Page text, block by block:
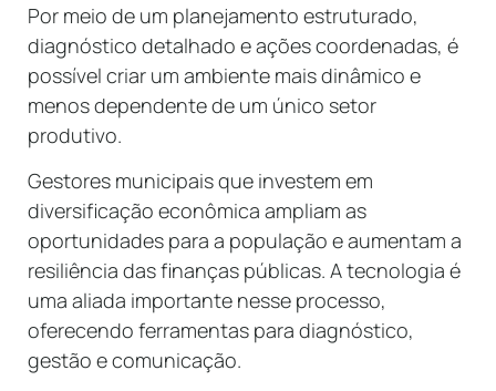
Por meio de um planejamento estruturado,
diagnóstico detalhado e ações coordenadas, é
possível criar um ambiente mais dinâmico e
menos dependente de um único setor
produtivo.
Gestores municipais que investem em
diversificação econômica ampliam as
oportunidades para a população e aumentam a
resiliência das finanças públicas. A tecnologia é
uma aliada importante nesse processo,
oferecendo ferramentas para diagnóstico,
gestão e comunicação.